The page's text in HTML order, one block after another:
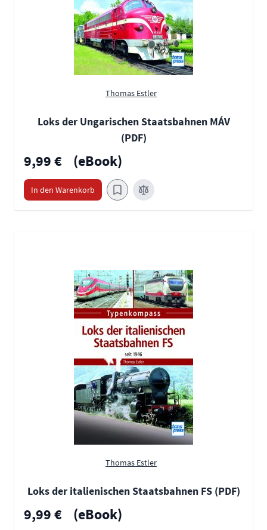
Thomas Estler
Loks der Ungarischen Staatsbahnen MÁV
(PDF)
9,99 € (eBook)
In den Warenkorb
Thomas Estler
Loks der italienischen Staatsbahnen FS (PDF)
9,99 € (eBook)